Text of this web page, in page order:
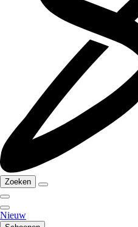
Zoeken
Nieuw